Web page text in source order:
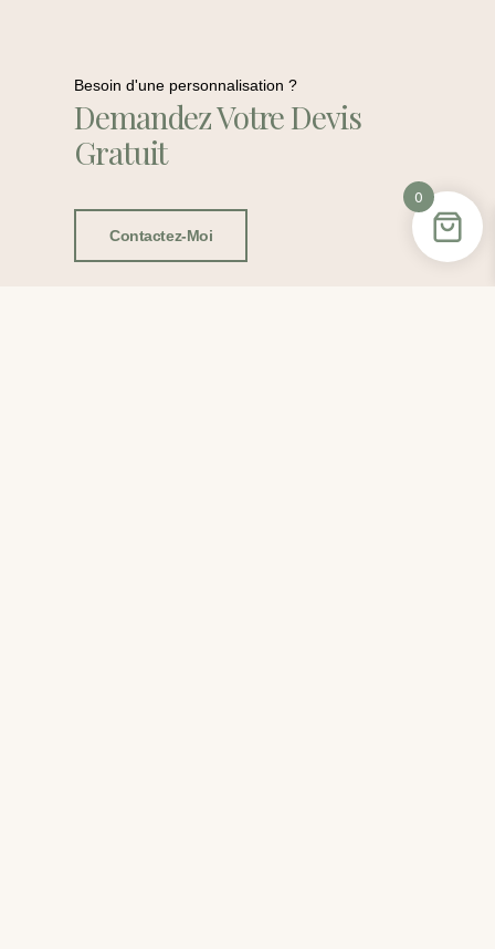
Besoin d'une personnalisation ?
Demandez Votre Devis
Gratuit
Contactez-Moi
0